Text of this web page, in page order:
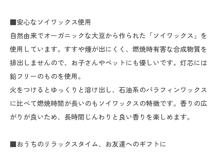
■安心なソイワックス使用
自然由来でオーガニックな大豆から作られた「ソイワックス」を
使用しています。すすや煙が出にくく、燃焼時有害な合成物質を
排出しませんので、お子さんやペットにも優しいです。灯芯には
鉛フリーのものを使用。
火をつけるとゆっくりと溶け出し、石油系のパラフィンワックス
に比べて燃焼時間が長いのもソイワックスの特徴です。香りの広
がりが良いため、長時間じんわりと良い香りを楽しめます。
■おうちのリラックスタイム、お友達へのギフトに